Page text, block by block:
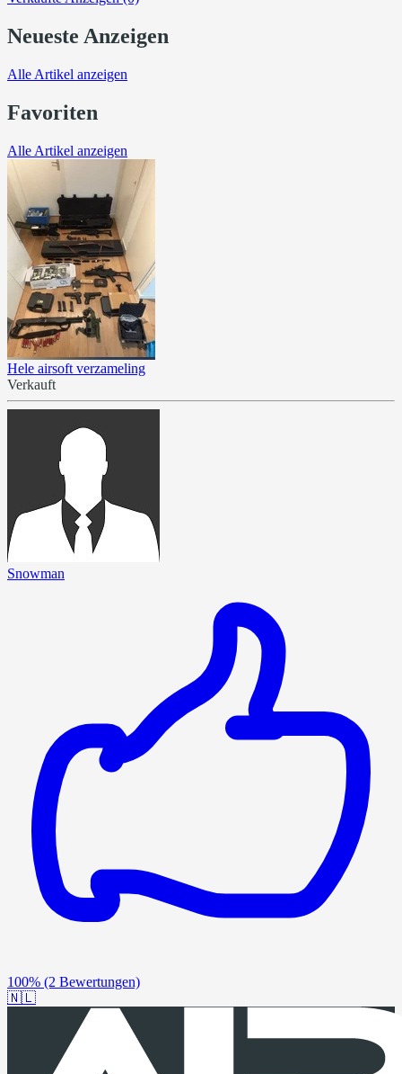
Neueste Anzeigen
Alle Artikel anzeigen
Favoriten
Alle Artikel anzeigen
Hele airsoft verzameling
Verkauft
Snowman
100% (2 Bewertungen)
🇳🇱